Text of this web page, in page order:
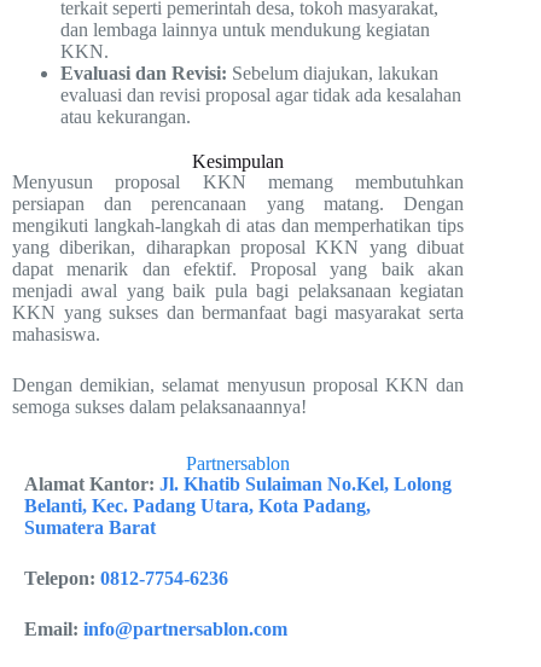
terkait seperti pemerintah desa, tokoh masyarakat,
dan lembaga lainnya untuk mendukung kegiatan
KKN.
Evaluasi dan Revisi: Sebelum diajukan, lakukan
evaluasi dan revisi proposal agar tidak ada kesalahan
atau kekurangan.
Kesimpulan
Menyusun proposal KKN memang membutuhkan
persiapan dan perencanaan yang matang. Dengan
mengikuti langkah-langkah di atas dan memperhatikan tips
yang diberikan, diharapkan proposal KKN yang dibuat
dapat menarik dan efektif. Proposal yang baik akan
menjadi awal yang baik pula bagi pelaksanaan kegiatan
KKN yang sukses dan bermanfaat bagi masyarakat serta
mahasiswa.
Dengan demikian, selamat menyusun proposal KKN dan
semoga sukses dalam pelaksanaannya!
Partnersablon
Alamat Kantor: Jl. Khatib Sulaiman No.Kel, Lolong
Belanti, Kec. Padang Utara, Kota Padang,
Sumatera Barat
Telepon: 0812-7754-6236
Email: info@partnersablon.com